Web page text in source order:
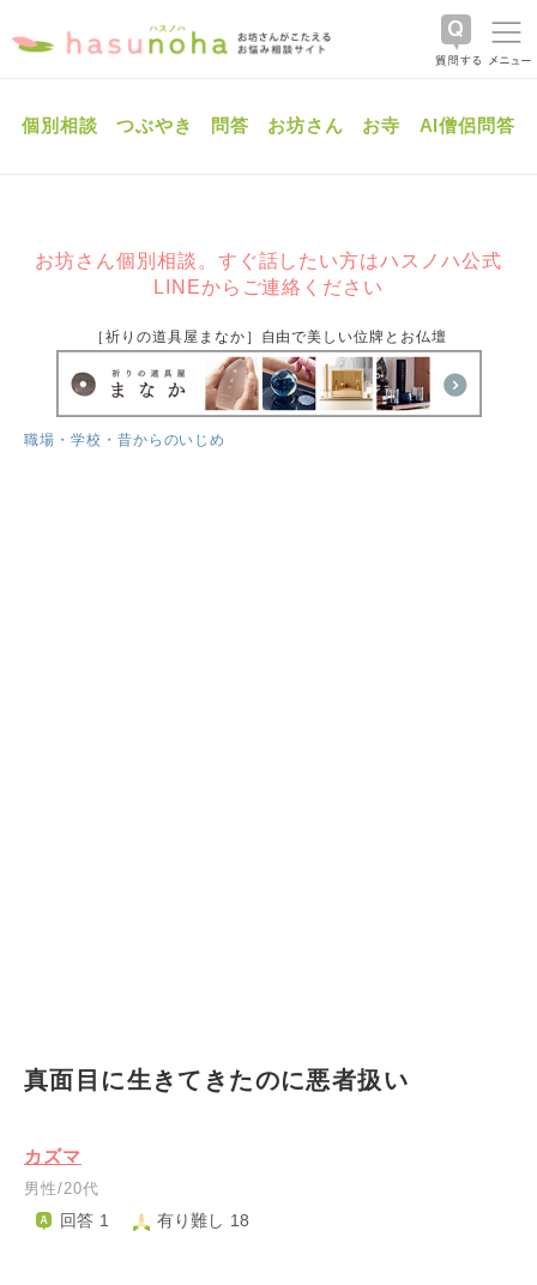
個別相談 つぶやき 問答 お坊さん お寺 AI僧侶問答
お坊さん個別相談。すぐ話したい方はハスノハ公式
LINEからご連絡ください
［祈りの道具屋まなか］自由で美しい位牌とお仏壇
職場・学校・昔からのいじめ
真面目に生きてきたのに悪者扱い
カズマ
男性/20代
回答 1 有り難し 18